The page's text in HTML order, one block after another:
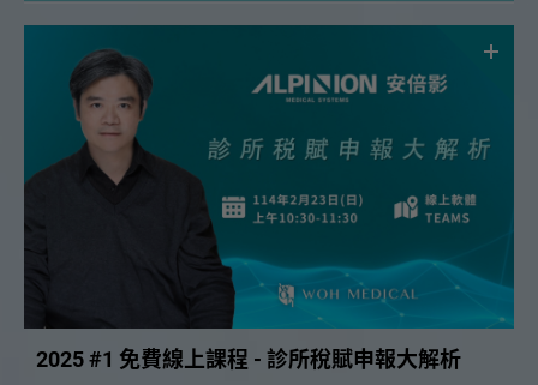
2025 #1 免費線上課程 - 診所稅賦申報大解析